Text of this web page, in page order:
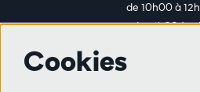
de 10h00 à
de 14h00 à
Cookies